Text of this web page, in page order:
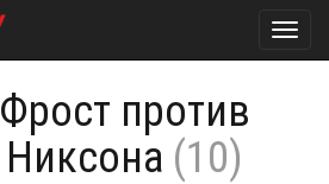
Фрост против
Никсона (10)